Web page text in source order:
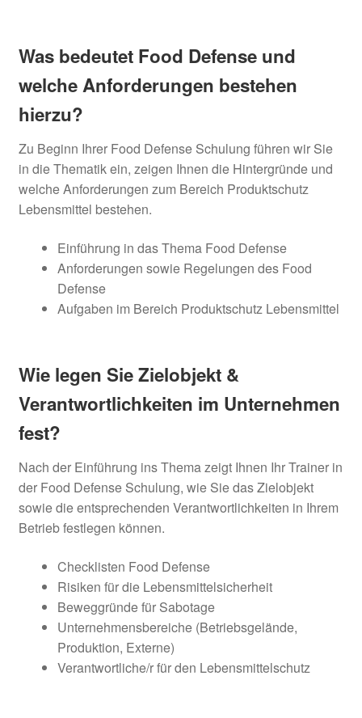
Was bedeutet Food Defense und
welche Anforderungen bestehen
hierzu?
Zu Beginn Ihrer Food Defense Schulung führen wir Sie
in die Thematik ein, zeigen Ihnen die Hintergründe und
welche Anforderungen zum Bereich Produktschutz
Lebensmittel bestehen.
Einführung in das Thema Food Defense
Anforderungen sowie Regelungen des Food
Defense
Aufgaben im Bereich Produktschutz Lebensmittel
Wie legen Sie Zielobjekt &
Verantwortlichkeiten im Unternehmen
fest?
Nach der Einführung ins Thema zeigt Ihnen Ihr Trainer in
der Food Defense Schulung, wie Sie das Zielobjekt
sowie die entsprechenden Verantwortlichkeiten in Ihrem
Betrieb festlegen können.
Checklisten Food Defense
Risiken für die Lebensmittelsicherheit
Beweggründe für Sabotage
Unternehmensbereiche (Betriebsgelände,
Produktion, Externe)
Verantwortliche/r für den Lebensmittelschutz